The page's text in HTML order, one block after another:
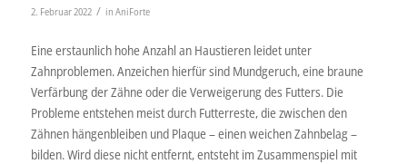
2. Februar 2022 / in AniForte
Eine erstaunlich hohe Anzahl an Haustieren leidet unter
Zahnproblemen. Anzeichen hierfür sind Mundgeruch, eine braune
Verfärbung der Zähne oder die Verweigerung des Futters. Die
Probleme entstehen meist durch Futterreste, die zwischen den
Zähnen hängenbleiben und Plaque – einen weichen Zahnbelag –
bilden. Wird diese nicht entfernt, entsteht im Zusammenspiel mit